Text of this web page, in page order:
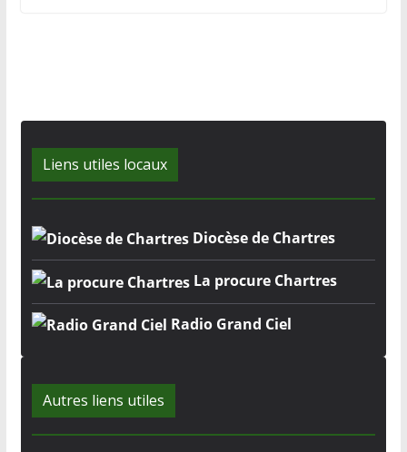
Liens utiles locaux
Diocèse de Chartres
La procure Chartres
Radio Grand Ciel
Autres liens utiles